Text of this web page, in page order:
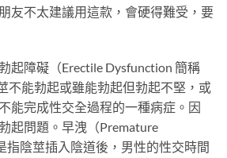
友不太建議用這款，會硬得難受，要
起障礙（Erectile Dysfunction 簡稱
不能勃起或雖能勃起但勃起不堅，或
能完成性交全過程的一種病症。因
起問題。早洩（Premature
指陰莖插入陰道後，男性的性交時間